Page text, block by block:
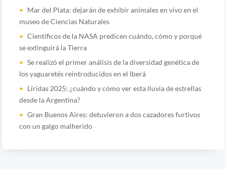
Mar del Plata: dejarán de exhibir animales en vivo en el
museo de Ciencias Naturales
Científicos de la NASA predicen cuándo, cómo y porqué
se extinguirá la Tierra
Se realizó el primer análisis de la diversidad genética de
los yaguaretés reintroducidos en el Iberá
Líridas 2025: ¿cuándo y cómo ver esta lluvia de estrellas
desde la Argentina?
Gran Buenos Aires: detuvieron a dos cazadores furtivos
con un galgo malherido